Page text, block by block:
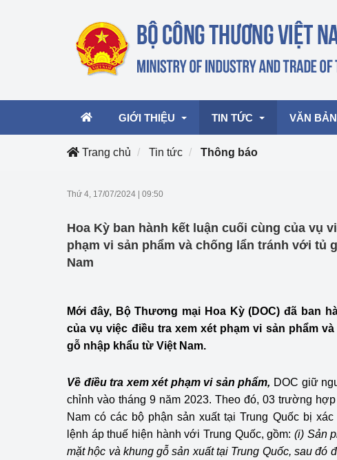
GIỚI THIỆU
Cơ cấu tổ chức
TIN TỨC
Hoạt
mại, Dịch vụ Việt Nam
Công Thương - Công luận
Họp
Lịch sử phát triển
Bản tin Thị trường Nông
Phát triển nguồn nhân lực
VĂN
Văn bản
Trang chủ Tin tức Thông báo
Thứ 4, 17/07/2024 09:50
Hoa Kỳ ban hành kết luận cuối cùng của vụ
phạm vi sản phẩm và chống lẩn tránh với tủ
Nam
Mới đây, Bộ Thương mại Hoa Kỳ (DOC) đã ban
của vụ việc điều tra xem xét phạm vi sản phẩm
gỗ nhập khẩu từ Việt Nam.
Về điều tra xem xét phạm vi sản phẩm, DOC giữ
chỉnh vào tháng 9 năm 2023. Theo đó, 03 trường
Nam có các bộ phận sản xuất tại Trung Quốc bị
lệnh áp thuế hiện hành với Trung Quốc, gồm: (i) Sản
mặt hộc và khung gỗ sản xuất tại Trung Quốc, sau đó